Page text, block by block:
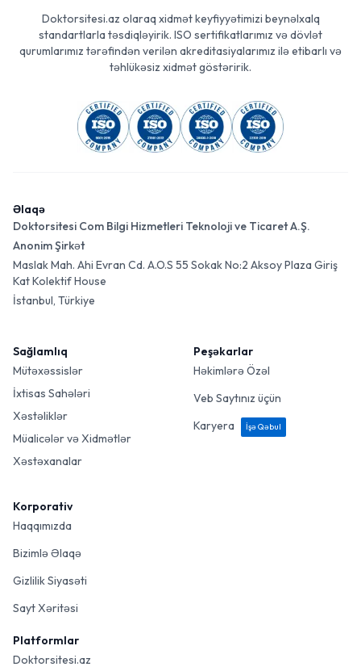
Doktorsitesi.az olaraq xidmət keyfiyyətimizi beynəlxalq
standartlarla təsdiqləyirik. ISO sertifikatlarımız və dövlət
qurumlarımız tərəfindən verilən akreditasiyalarımız ilə etibarlı və
təhlükəsiz xidmət göstəririk.
Əlaqə
Doktorsitesi Com Bilgi Hizmetleri Teknoloji ve Ticaret A.Ş.
Anonim Şirkət
Maslak Mah. Ahi Evran Cd. A.O.S 55 Sokak No:2 Aksoy Plaza Giriş
Kat Kolektif House
İstanbul, Türkiye
Sağlamlıq
Mütəxəssislər
İxtisas Sahələri
Xəstəliklər
Müalicələr və Xidmətlər
Xəstəxanalar
Peşəkarlar
Həkimlərə Özəl
Veb Saytınız üçün
Karyera
İşə Qəbul
Korporativ
Haqqımızda
Bizimlə Əlaqə
Gizlilik Siyasəti
Sayt Xəritəsi
Platformlar
Doktorsitesi.az